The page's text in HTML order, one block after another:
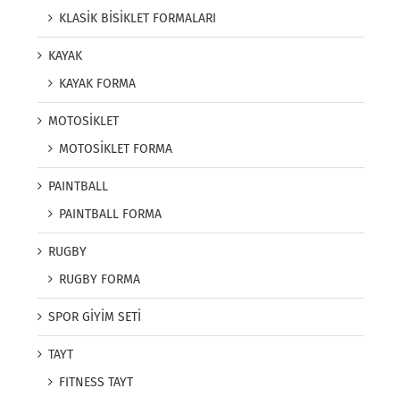
KLASİK BİSİKLET FORMALARI
KAYAK
KAYAK FORMA
MOTOSİKLET
MOTOSİKLET FORMA
PAINTBALL
PAINTBALL FORMA
RUGBY
RUGBY FORMA
SPOR GİYİM SETİ
TAYT
FITNESS TAYT